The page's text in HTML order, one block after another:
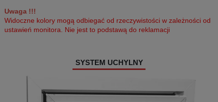
Uwaga !!!
Widoczne kolory mogą odbiegać od rzeczywistości w zależności od
ustawień monitora. Nie jest to podstawą do reklamacji
SYSTEM UCHYLNY